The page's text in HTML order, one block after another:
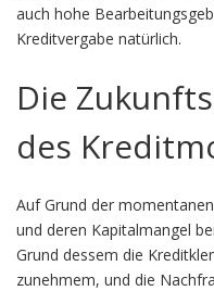
auch hohe
Kreditvergabe natürlich.
Die
des
Auf Grund der
und deren Kapitalmangel
Grund dessem die
zunehmem, und die